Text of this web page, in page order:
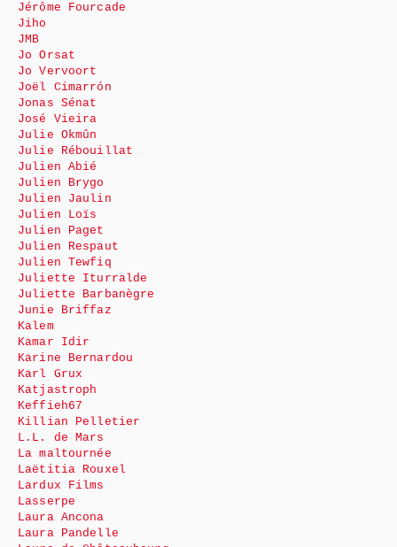
Jérôme Fourcade
Jiho
JMB
Jo Orsat
Jo Vervoort
Joël Cimarrón
Jonas Sénat
José Vieira
Julie Okmûn
Julie Rébouillat
Julien Abié
Julien Brygo
Julien Jaulin
Julien Loïs
Julien Paget
Julien Respaut
Julien Tewfiq
Juliette Iturralde
Juliette Barbanègre
Junie Briffaz
Kalem
Kamar Idir
Karine Bernardou
Karl Grux
Katjastroph
Keffieh67
Killian Pelletier
L.L. de Mars
La maltournée
Laëtitia Rouxel
Lardux Films
Lasserpe
Laura Ancona
Laura Pandelle